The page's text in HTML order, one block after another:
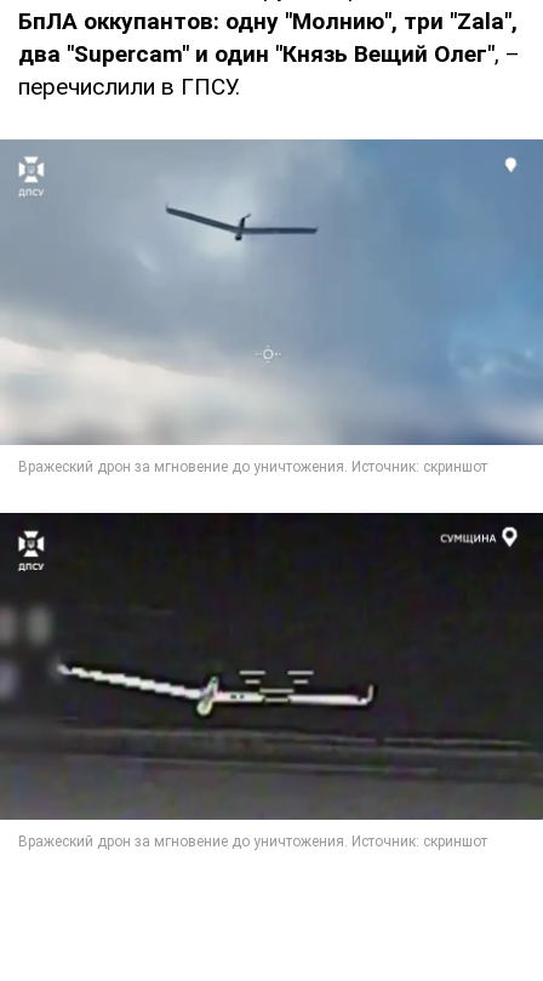
БпЛА оккупантов: одну "Молнию", три "Zala",
два "Supercam" и один "Князь Вещий Олег", –
перечислили в ГПСУ.